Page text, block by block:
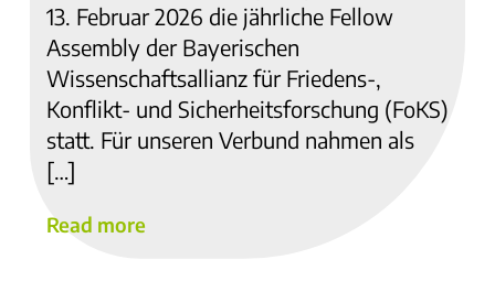
13. Februar 2026 die jährliche Fellow
Assembly der Bayerischen
Wissenschaftsallianz für Friedens-,
Konflikt- und Sicherheitsforschung (FoKS)
statt. Für unseren Verbund nahmen als
[…]
Read more